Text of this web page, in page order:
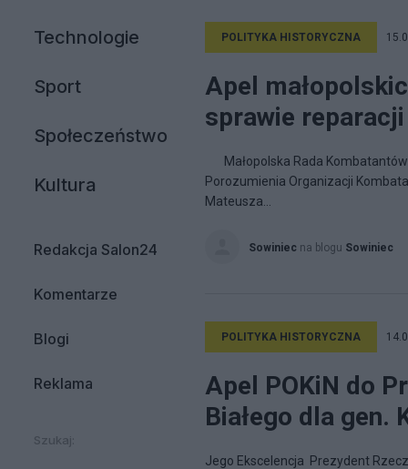
Technologie
Sport
Społeczeństwo
Kultura
Redakcja Salon24
Komentarze
Blogi
Reklama
Szukaj:
POLITYKA HISTORYCZNA
Apel
sprawie
Małopolska Rada
Porozumienia Organizacji
Mateusza...
Sowiniec na blogu Sowiniec
POLITYKA HISTORYCZNA
Apel POKiN do
Białego dla gen.
Jego Ekscelencja Prezydent